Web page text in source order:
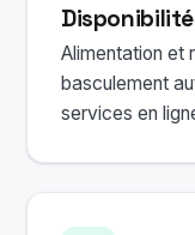
Alimentation et
basculement
services en